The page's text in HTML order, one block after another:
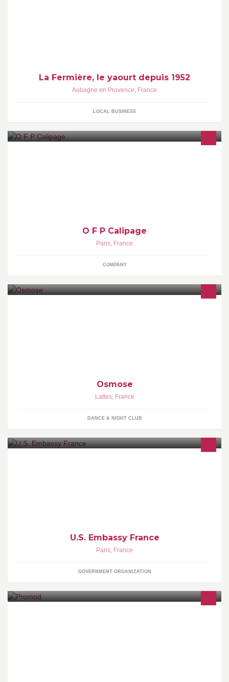
La Fermière, le yaourt depuis 1952
Aubagne en Provence, France
LOCAL BUSINESS
O F P Calipage
Paris, France
COMPANY
Osmose
Lattes, France
DANCE & NIGHT CLUB
U.S. Embassy France
Paris, France
GOVERNMENT ORGANIZATION